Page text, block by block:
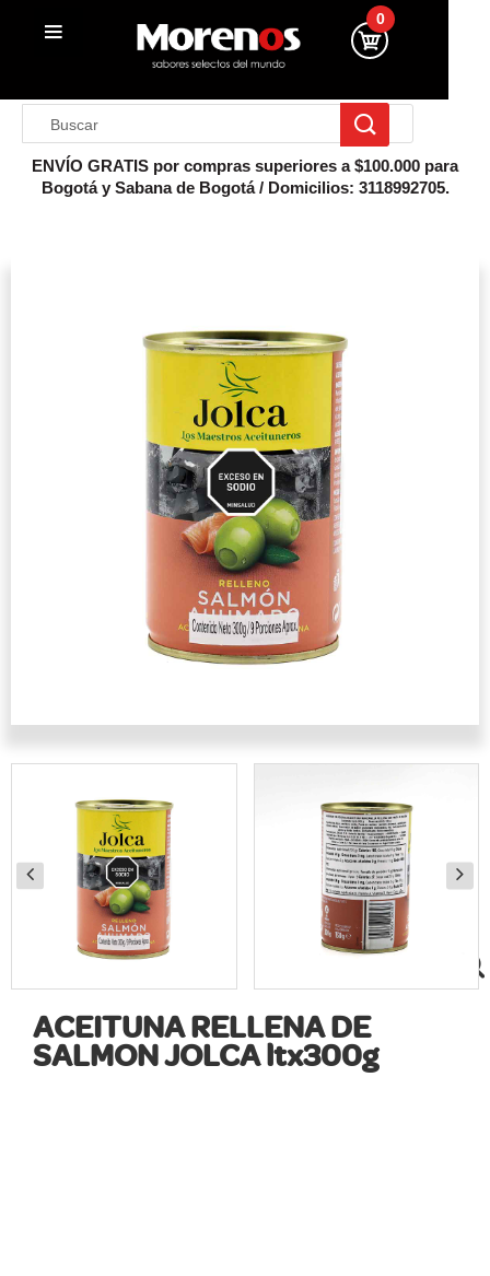
0
ENVÍO GRATIS por compras superiores a $100.000 para
Bogotá y Sabana de Bogotá / Domicilios: 3118992705.
ACEITUNA RELLENA DE
SALMON JOLCA ltx300g